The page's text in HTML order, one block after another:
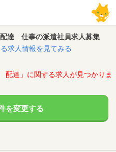
仕事の派遣社員求人募集
求人情報を見てみる
達」に関する求人が見つかりま
を変更する